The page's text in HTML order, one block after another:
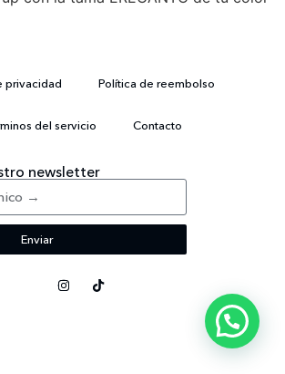
privacidad Política de reembolso
del servicio Contacto
newsletter
Enviar